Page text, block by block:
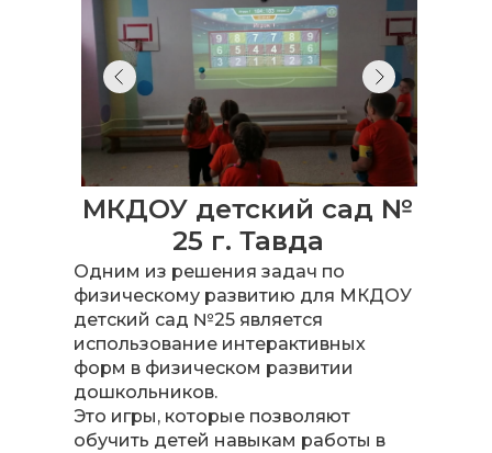
МКДОУ детский сад №
25 г. Тавда
Одним из решения задач по
физическому развитию для МКДОУ
детский сад №25 является
использование интерактивных
форм в физическом развитии
дошкольников.
Это игры, которые позволяют
обучить детей навыкам работы в